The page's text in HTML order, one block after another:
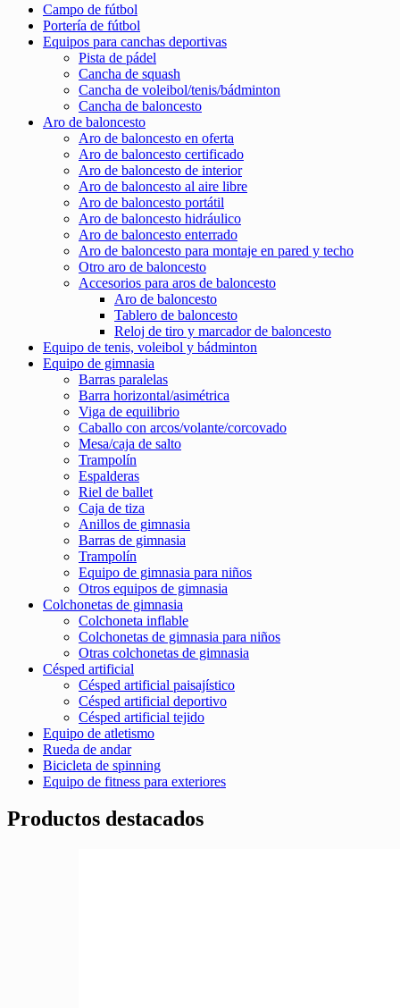
Campo de fútbol
Portería de fútbol
Equipos para canchas deportivas
Pista de pádel
Cancha de squash
Cancha de voleibol/tenis/bádminton
Cancha de baloncesto
Aro de baloncesto
Aro de baloncesto en oferta
Aro de baloncesto certificado
Aro de baloncesto de interior
Aro de baloncesto al aire libre
Aro de baloncesto portátil
Aro de baloncesto hidráulico
Aro de baloncesto enterrado
Aro de baloncesto para montaje en pared y techo
Otro aro de baloncesto
Accesorios para aros de baloncesto
Aro de baloncesto
Tablero de baloncesto
Reloj de tiro y marcador de baloncesto
Equipo de tenis, voleibol y bádminton
Equipo de gimnasia
Barras paralelas
Barra horizontal/asimétrica
Viga de equilibrio
Caballo con arcos/volante/corcovado
Mesa/caja de salto
Trampolín
Espalderas
Riel de ballet
Caja de tiza
Anillos de gimnasia
Barras de gimnasia
Trampolín
Equipo de gimnasia para niños
Otros equipos de gimnasia
Colchonetas de gimnasia
Colchoneta inflable
Colchonetas de gimnasia para niños
Otras colchonetas de gimnasia
Césped artificial
Césped artificial paisajístico
Césped artificial deportivo
Césped artificial tejido
Equipo de atletismo
Rueda de andar
Bicicleta de spinning
Equipo de fitness para exteriores
Productos destacados